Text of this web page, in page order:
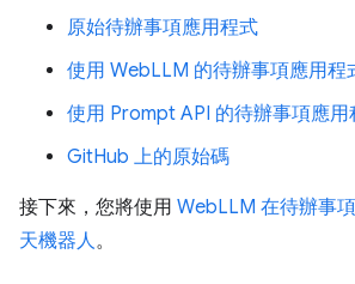
原始待辦事項應用程式
使用 WebLLM 的待辦事項應用程
使用 Prompt API 的待辦事項應用
GitHub 上的原始碼
接下來，您將使用 WebLLM 在待辦事
天機器人。